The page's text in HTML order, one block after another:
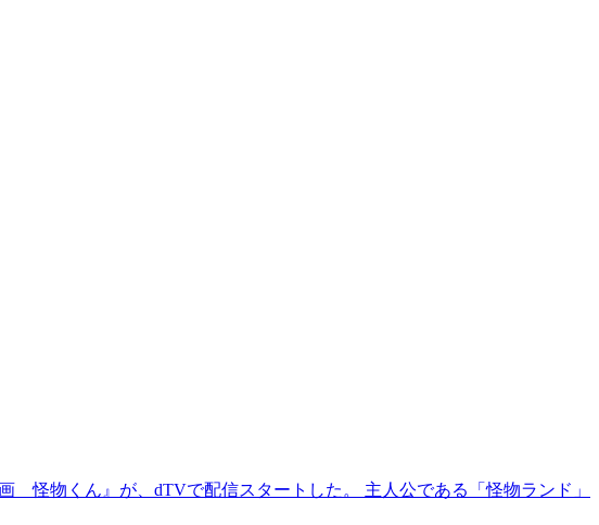
怪物くん』が、dTVで配信スタートした。 主人公である「怪物ランド」